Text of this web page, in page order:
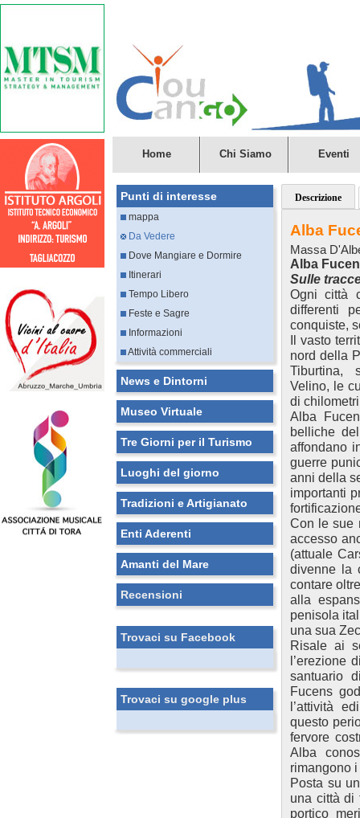
Home Chi Siamo Eventi
Punti di interesse
mappa
Da Vedere
Dove Mangiare e Dormire
Itinerari
Tempo Libero
Feste e Sagre
Informazioni
Attività commerciali
News e Dintorni
Museo Virtuale
Tre Giorni per il Turismo
Luoghi del giorno
Tradizioni e Artigianato
Enti Aderenti
Amanti del Mare
Recensioni
Trovaci su Facebook
Trovaci su google plus
Descrizione
Alba
Massa
Alba
Sulle
Ogni città
differenti
conquiste,
Il vasto
nord della
Tiburtina,
Velino, le
di
Alba
belliche
affondano
guerre
anni della
importanti
Con le sue
accesso
(attuale
divenne la
contare
alla
penisola
una sua
Risale ai
l’erezione
santuario
Fucens
l’attività
questo
fervore
Alba
rimangono
Posta su
una città di
portico